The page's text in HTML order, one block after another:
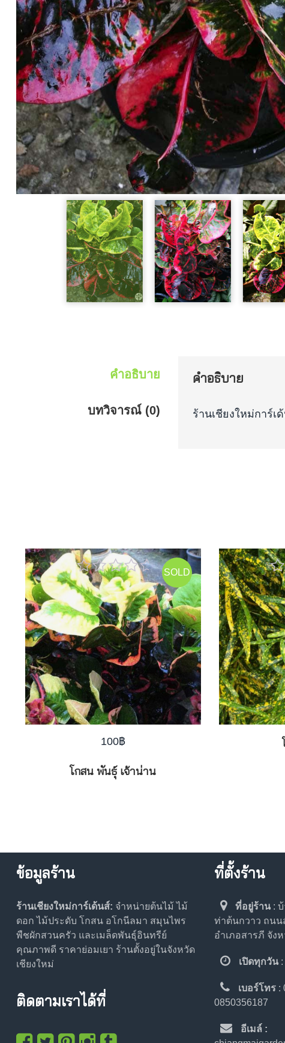
คำอธิบาย
บทวิจารณ์ (0)
คำอธิบาย
ร้านเชียงใหม่การ์
SOLD
0
out
of
5
100฿
โกสน พันธุ์ เจ้าน่าน
0
5
ข้อมูลร้าน
ร้านเชียงใหม่การ์เด้นส์: จำหน่ายต้นไม้ ไม้
ดอก ไม้ประดับ โกสน อโกนีลมา สมุนไพร
พืชผักสวนครัว และเมล็ดพันธุ์อินทรีย์
คุณภาพดี ราคาย่อมเยา ร้านตั้งอยู่ในจังหวัด
เชียงใหม่
ติดตามเราได้ที่
ที่ตั้งร้าน
ที่อยู่ร้าน :
ท่าต้นกวาว ถน
อำเภอสารภี จัง
เปิดทุกวัน
เบอร์โทร :
0850356187
อีเมล์ :